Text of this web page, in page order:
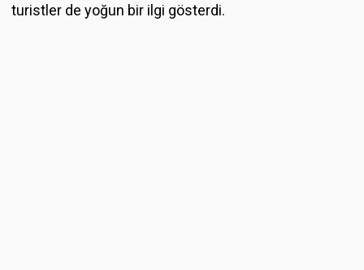
turistler de yoğun bir ilgi gösterdi.